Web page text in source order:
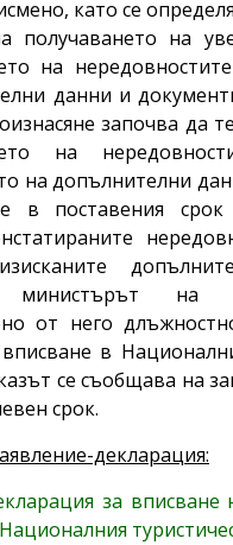
като се
получаването на
на
данни и
започва да
на
на допълнителни
в поставения срок
министърът на
от него
в
се съобщава на
срок.
декларация:
за вписване